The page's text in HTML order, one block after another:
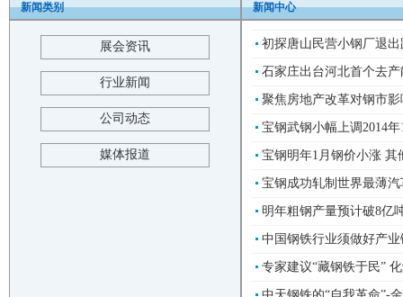
新闻类别
展会资讯
行业新闻
公司动态
媒体报道
新闻中心
初探唐山民营小钢厂退
石家庄出台河北首个去
聚焦房地产改革对钢市
宝钢武钢小幅上调2014
宝钢明年1月钢价小涨
宝钢成功轧制世界最薄
明年粗钢产量预计破8亿
中国钢铁行业须做好产
专家建议“藏钢铁于民”